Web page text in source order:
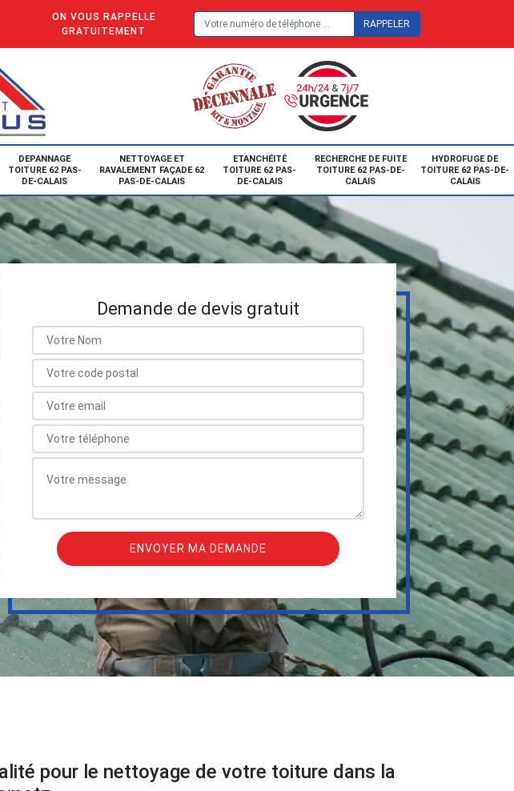
ON VOUS RAPPELLE
GRATUITEMENT
DEPANNAGE
TOITURE 62 PAS-
DE-CALAIS
NETTOYAGE ET
RAVALEMENT FAÇADE 62
PAS-DE-CALAIS
ETANCHÉITÉ
TOITURE 62 PAS-
DE-CALAIS
RECHERCHE DE FUITE
TOITURE 62 PAS-DE-
CALAIS
HYDROFUGE DE
TOITURE 62 PAS-DE-
CALAIS
Demande de devis gratuit
pour le nettoyage de votre toiture dans la